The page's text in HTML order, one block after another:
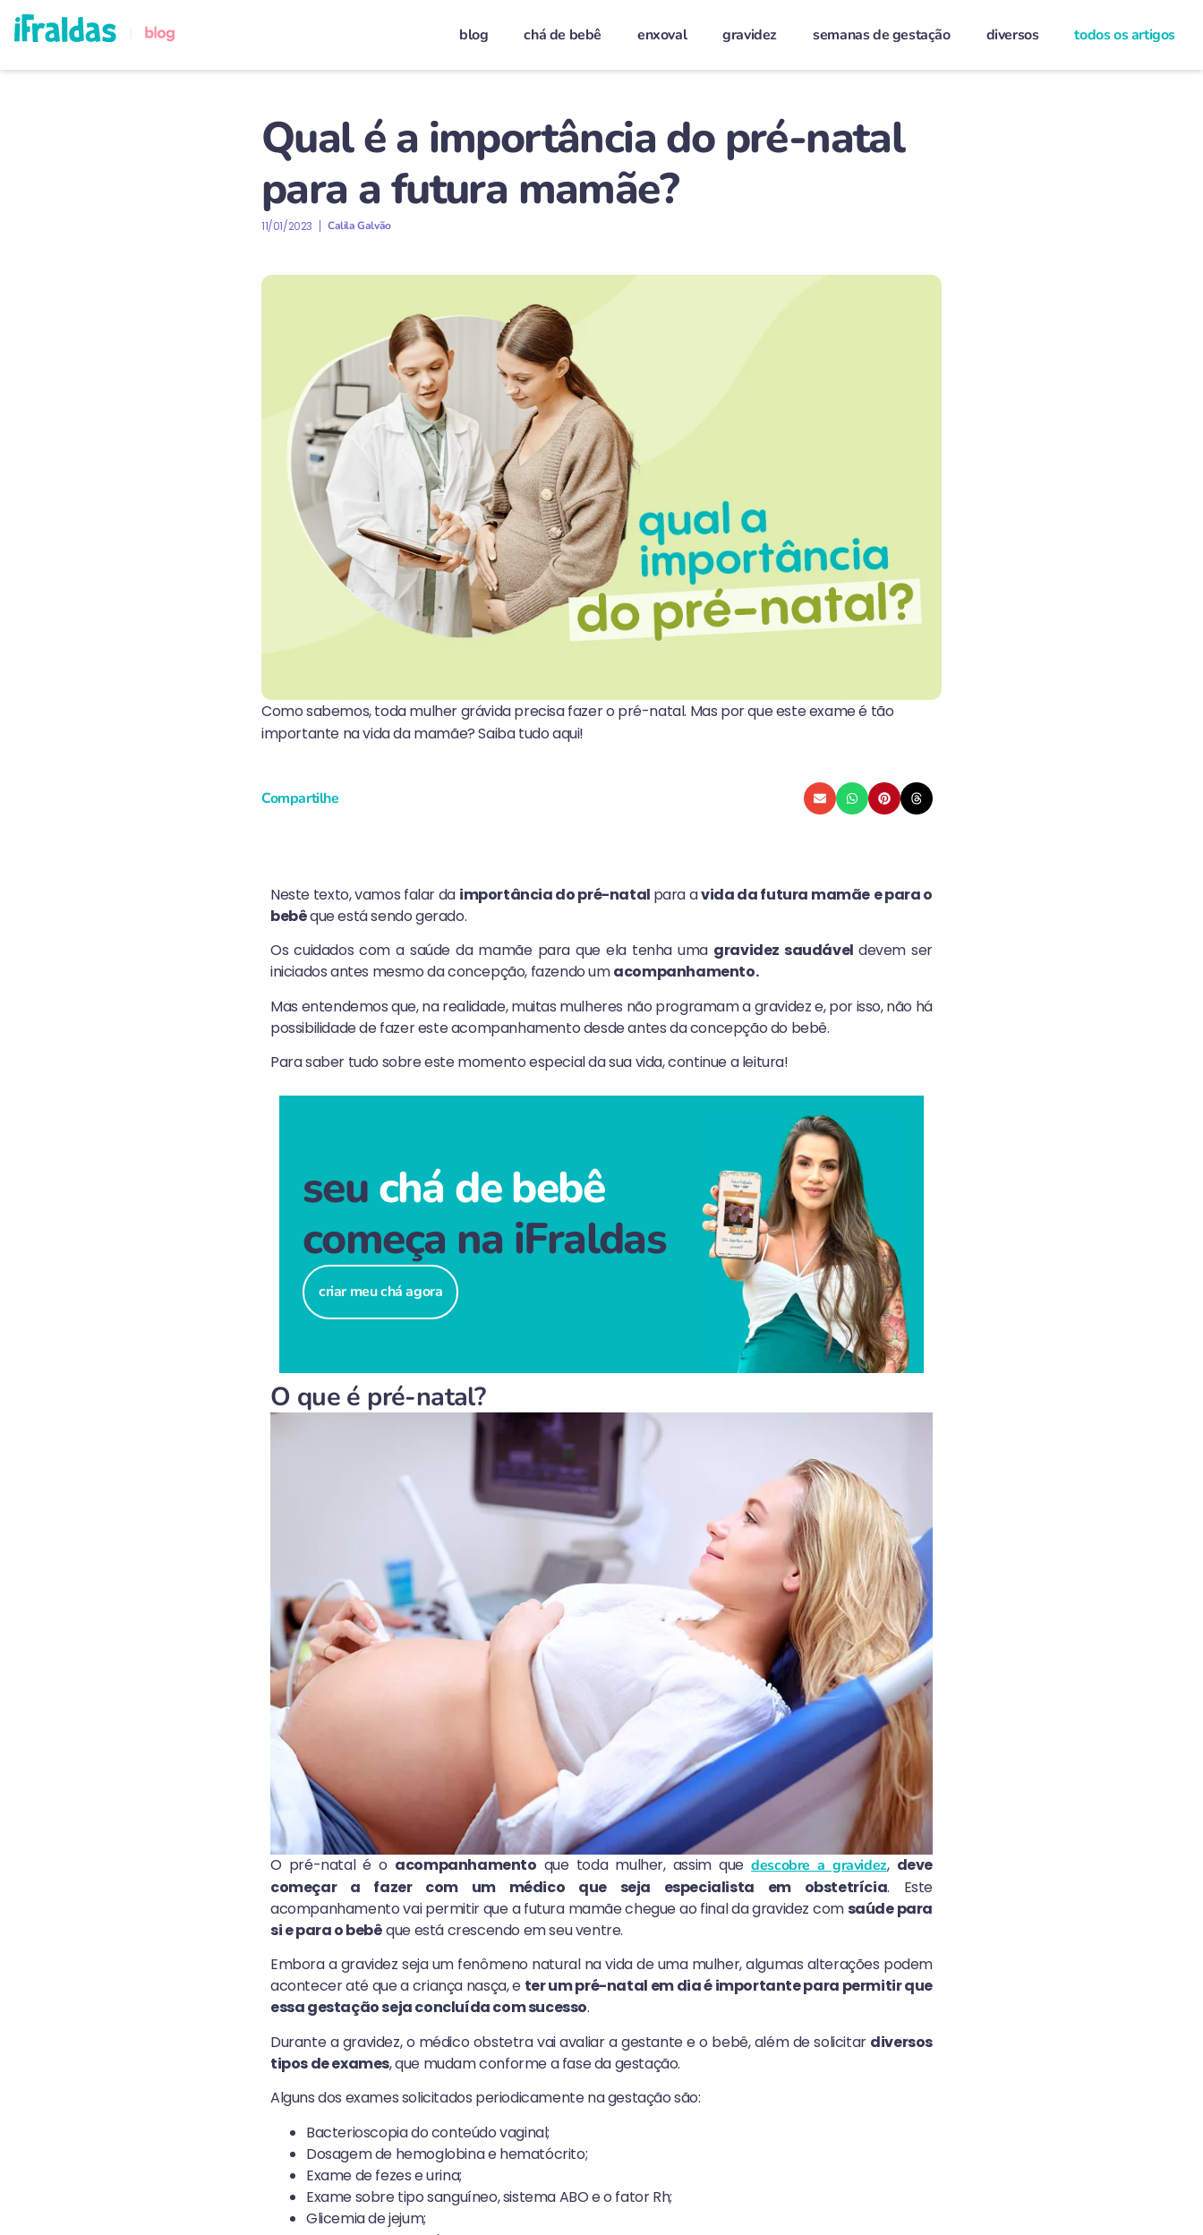
blog chá de bebê enxoval gravidez semanas de gestação diversos todos os artigos
Qual é a importância do pré-natal
para a futura mamãe?
11/01/2023 Calila Galvão
Como sabemos, toda mulher grávida precisa fazer o pré-natal. Mas por que este exame é tão
importante na vida da mamãe? Saiba tudo aqui!
Compartilhe
Neste texto, vamos falar da importância do pré-natal para avida da futura mamãe e para o
bebêque está sendo gerado.
Os cuidados com a saúde da mamãe para que ela tenha uma gravidez saudáveldevem ser
iniciados antes mesmo da concepção, fazendo umacompanhamento.
Mas entendemos que, na realidade, muitas mulheres não programam a gravidez e, por isso, não há
possibilidade de fazer este acompanhamento desde antes da concepção do bebê.
Para saber tudo sobre este momento especial da sua vida, continue a leitura!
seuchá de bebê
começa na iFraldas
criar meu chá agora
O que é pré-natal?
O pré-natal é o acompanhamento que toda mulher, assim quedescobre a gravidez, deve
começar a fazer com um médico que seja especialista em obstetrícia. Este
acompanhamento vai permitir que a futura mamãe chegue ao final da gravidez com saúde para
si e para o bebêque está crescendo em seu ventre.
Embora a gravidez seja um fenômeno natural na vida de uma mulher, algumas alterações podem
acontecer até que a criança nasça, e ter um pré-natal em dia é importante para permitir que
essa gestação seja concluída com sucesso.
Durante a gravidez, o médico obstetra vai avaliar a gestante e o bebê, além de solicitar diversos
tipos de exames, que mudam conforme a fase da gestação.
Alguns dos exames solicitados periodicamente na gestação são:
Bacterioscopia do conteúdo vaginal;
Dosagem de hemoglobina e hematócrito;
Exame de fezes e urina;
Exame sobre tipo sanguíneo, sistema ABO e o fator Rh;
Glicemia de jejum;